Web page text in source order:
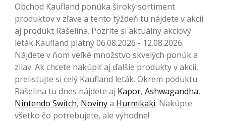
Obchod Kaufland ponúka široký sortiment
produktov v zľave a tento týždeň tu nájdete v akcii
aj produkt Rašelina. Pozrite si aktuálny akciový
leták Kaufland platný 06.08.2026 - 12.08.2026.
Nájdete v ňom veľké množstvo skvelých ponúk a
zliav. Ak chcete nakúpiť aj ďalšie produkty v akcii,
prelistujte si celý Kaufland leták. Okrem poduktu
Rašelina tu dnes nájdete aj Kapor, Ashwagandha,
Nintendo Switch, Novinya Hurmikaki. Nakúpte
všetko čo potrebujete, ale výhodne!